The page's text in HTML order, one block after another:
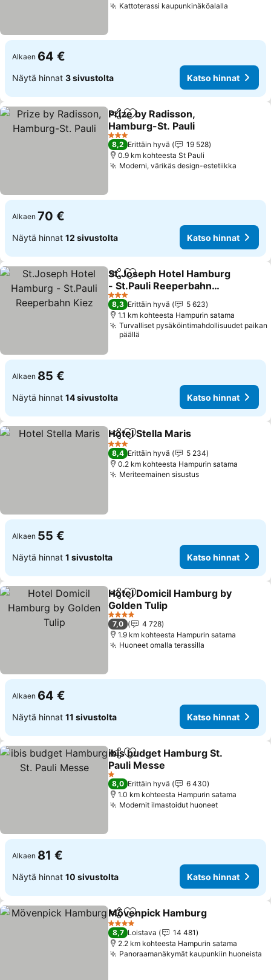
Kattoterassi kaupunkinäköalalla
Alkaen 64 €
Näytä hinnat 3 sivustolta Katso hinnat
Jaa Lisää suosikkeihin
Prize by Radisson,
Hamburg-St. Pauli
Katso hinnat
3 Tähtiluokitus
8,2 Erittäin hyvä
19 528
0.9 km kohteesta St Pauli
Moderni, värikäs design-estetiikka
Alkaen 70 €
Näytä hinnat 12 sivustolta Katso hinnat
Jaa Lisää suosikkeihin
St.Joseph Hotel Hamburg
- St.Pauli Reeperbahn
Kiez
Katso hinnat
3 Tähtiluokitus
8,3 Erittäin hyvä
5 623
1.1 km kohteesta Hampurin satama
Turvalliset pysäköintimahdollisuudet paikan
päällä
Alkaen 85 €
Näytä hinnat 14 sivustolta Katso hinnat
Jaa Lisää suosikkeihin
Hotel Stella Maris
3 Tähtiluokitus
8,4 Erittäin hyvä
5 234
0.2 km kohteesta Hampurin satama
Meriteemainen sisustusKatso hinnat
Alkaen 55 €
Näytä hinnat 1 sivustolta Katso hinnat
Jaa Lisää suosikkeihin
Hotel Domicil Hamburg by
Golden Tulip
Katso hinnat
4 Tähtiluokitus
7,0
4 728
1.9 km kohteesta Hampurin satama
Huoneet omalla terassilla
Alkaen 64 €
Näytä hinnat 11 sivustolta Katso hinnat
Jaa Lisää suosikkeihin
ibis budget Hamburg St.
Pauli Messe
Katso hinnat
1 Tähtiluokitus
8,0 Erittäin hyvä
6 430
1.0 km kohteesta Hampurin satama
Modernit ilmastoidut huoneetKatso
Alkaen 81 €
Näytä hinnat 10 sivustolta Katso hinnat
Jaa Lisää suosikkeihin
Mövenpick Hamburg
4 Tähtiluokitus
8,7 Loistava
14 481
2.2 km kohteesta Hampurin satama
Panoraamanäkymät kaupunkiin huoneista